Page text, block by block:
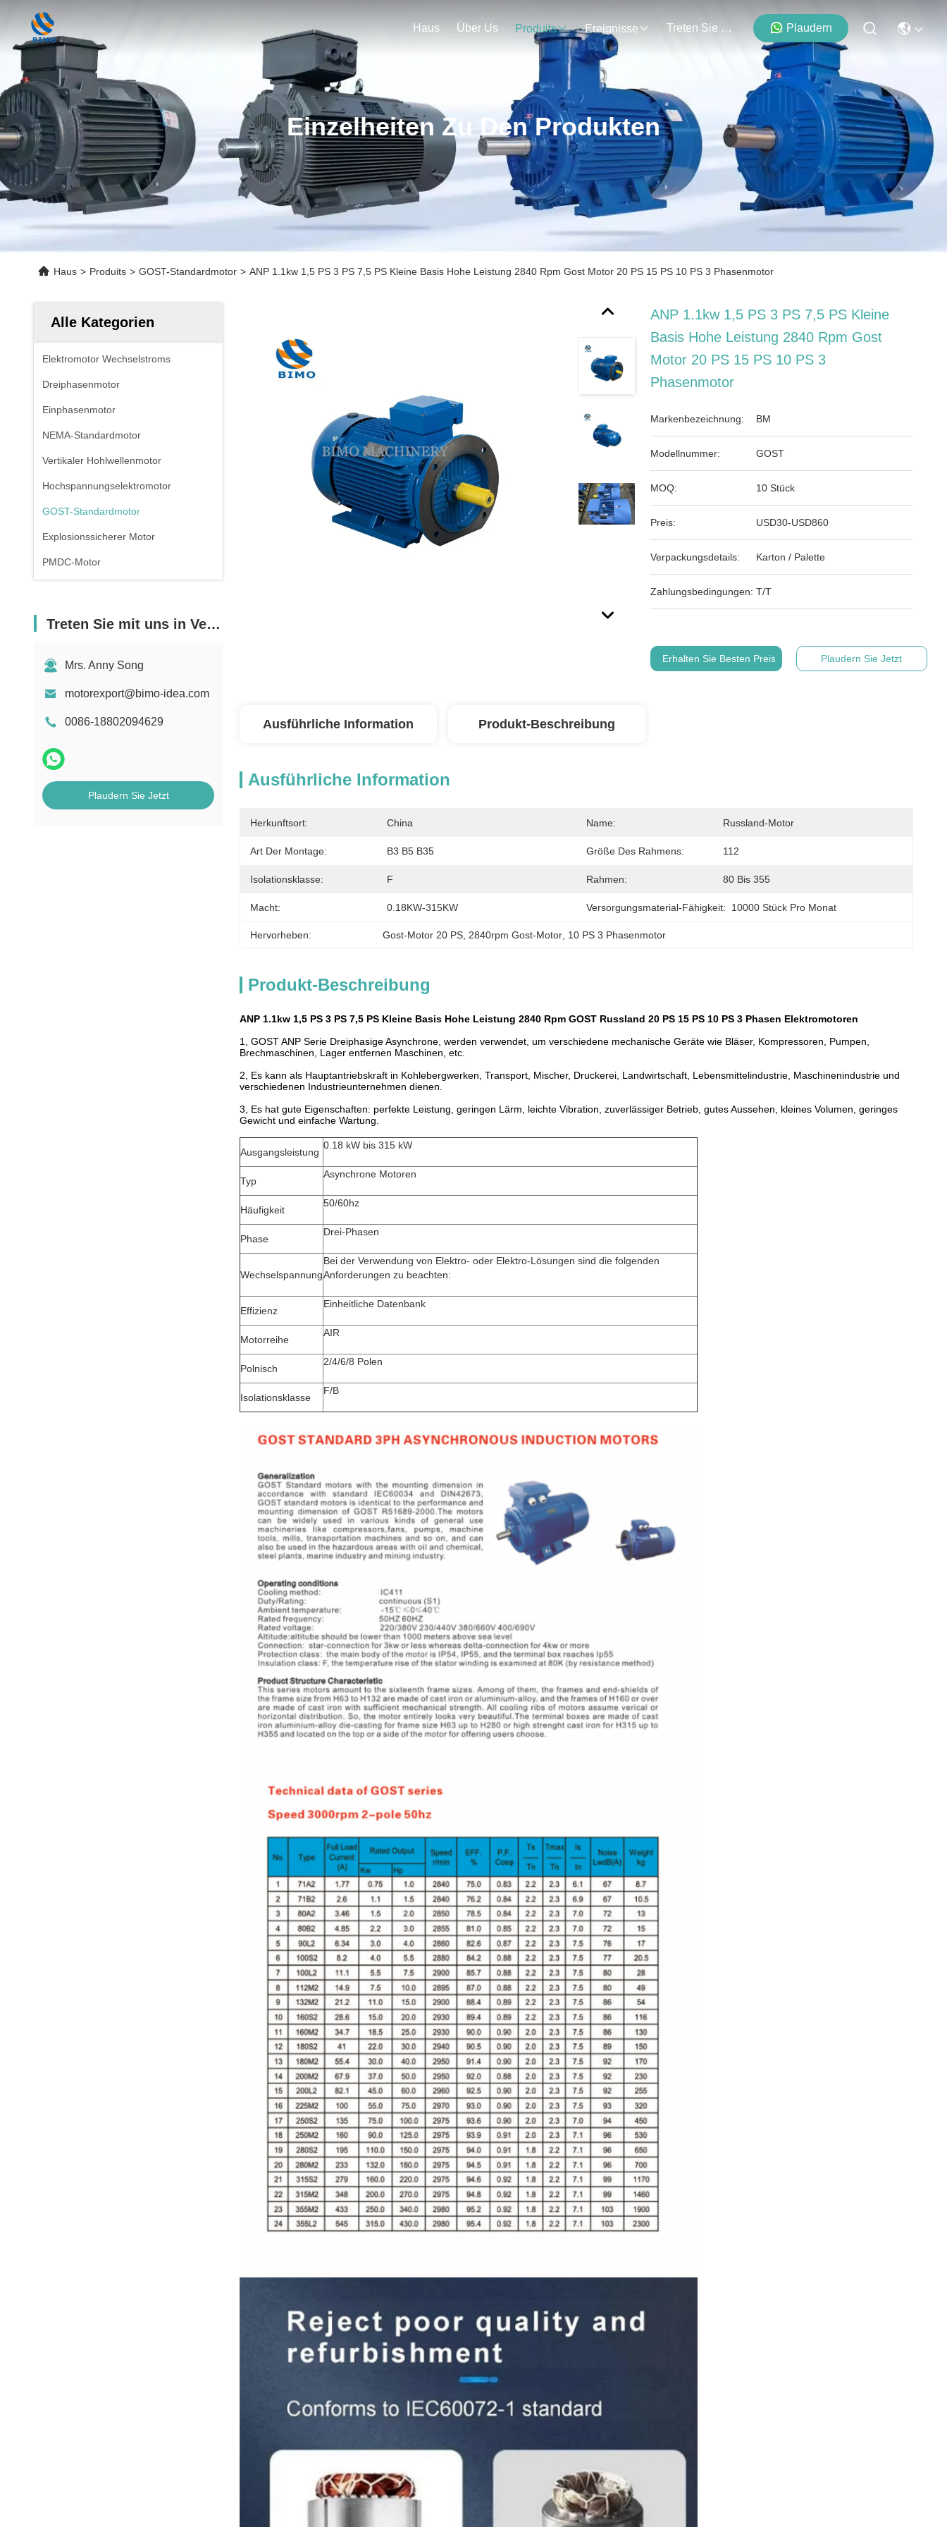
Haus Über Us Produits Ereignisse Treten Sie Mit Uns In Verbindung Plaudern
Einzelheiten Zu Den Produkten
Haus > Produits > GOST-Standardmotor > ANP 1.1kw 1,5 PS 3 PS 7,5 PS Kleine Basis Hohe Leistung 2840 Rpm Gost Motor 20 PS 15 PS 10 PS 3 Phasenmotor
Alle Kategorien
Elektromotor Wechselstroms
Dreiphasenmotor
Einphasenmotor
NEMA-Standardmotor
Vertikaler Hohlwellenmotor
Hochspannungselektromotor
GOST-Standardmotor
Explosionssicherer Motor
PMDC-Motor
Treten Sie mit uns in Verbindung
Mrs. Anny Song
motorexport@bimo-idea.com
0086-18802094629
Plaudern Sie Jetzt
ANP 1.1kw 1,5 PS 3 PS 7,5 PS Kleine
Basis Hohe Leistung 2840 Rpm Gost
Motor 20 PS 15 PS 10 PS 3
Phasenmotor
Markenbezeichnung: BM
Modellnummer: GOST
MOQ: 10 Stück
Preis: USD30-USD860
Verpackungsdetails: Karton / Palette
Zahlungsbedingungen: T/T
Erhalten Sie Besten Preis Plaudern Sie Jetzt
Ausführliche Information Produkt-Beschreibung
Ausführliche Information
Herkunftsort: China Name: Russland-Motor
Art Der Montage: B3 B5 B35 Größe Des Rahmens: 112
Isolationsklasse: F Rahmen: 80 Bis 355
Macht: 0.18KW-315KW Versorgungsmaterial-Fähigkeit: 10000 Stück Pro Monat
Hervorheben: Gost-Motor 20 PS 2840rpm Gost-Motor 10 PS 3 Phasenmotor
Produkt-Beschreibung
ANP 1.1kw 1,5 PS 3 PS 7,5 PS Kleine Basis Hohe Leistung 2840 Rpm GOST Russland 20 PS 15 PS 10 PS 3 Phasen Elektromotoren
1, GOST ANP Serie Dreiphasige Asynchrone, werden verwendet, um verschiedene mechanische Geräte wie Bläser, Kompressoren, Pumpen,
Brechmaschinen, Lager entfernen Maschinen, etc.
2, Es kann als Hauptantriebskraft in Kohlebergwerken, Transport, Mischer, Druckerei, Landwirtschaft, Lebensmittelindustrie, Maschinenindustrie und
verschiedenen Industrieunternehmen dienen.
3, Es hat gute Eigenschaften: perfekte Leistung, geringen Lärm, leichte Vibration, zuverlässiger Betrieb, gutes Aussehen, kleines Volumen, geringes
Gewicht und einfache Wartung.
Ausgangsleistung
0.18 kW bis 315 kW
Typ
Asynchrone Motoren
Häufigkeit
50/60hz
Phase
Drei-Phasen
Wechselspannung
Bei der Verwendung von Elektro- oder Elektro-Lösungen sind die folgenden
Anforderungen zu beachten:
Effizienz
Einheitliche Datenbank
Motorreihe
AIR
Polnisch
2/4/6/8 Polen
Isolationsklasse
F/B